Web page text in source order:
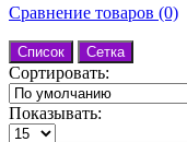
Сравнение товаров (0)
Список Сетка
Сортировать:
Показывать: